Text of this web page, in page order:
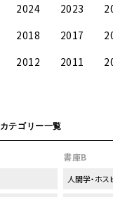
2024 2023
2018 2017
2012 2011
カテゴリー一覧
書庫B
人間学・ホス